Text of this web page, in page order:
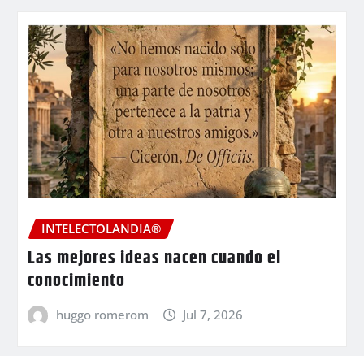
INTELECTOLANDIA®
Las mejores ideas nacen cuando el
conocimiento
huggo romerom Jul 7, 2026